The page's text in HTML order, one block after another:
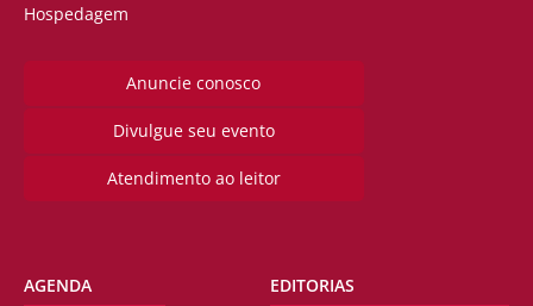
Hospedagem
Anuncie conosco
Divulgue seu evento
Atendimento ao leitor
AGENDA EDITORIAS